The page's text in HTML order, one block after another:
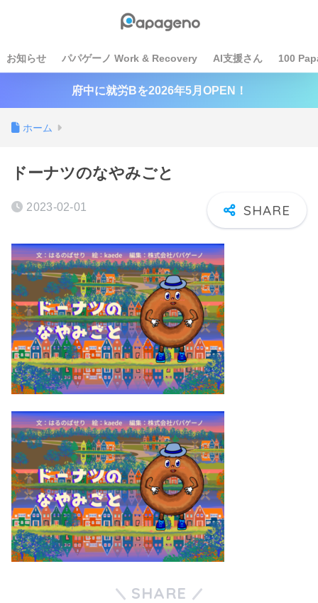
お知らせ パパゲーノ Work & Recovery AI支援さん 100
府中に就労Bを2026年5月OPEN！
ホーム
ドーナツのなやみごと
2023-02-01
SHARE